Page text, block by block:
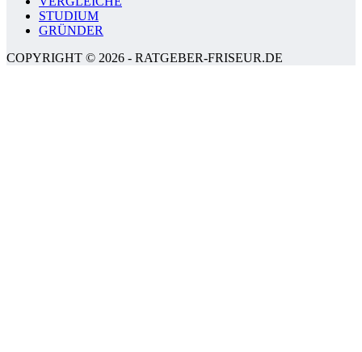
STUDIUM
GRÜNDER
COPYRIGHT © 2026 - RATGEBER-FRISEUR.DE